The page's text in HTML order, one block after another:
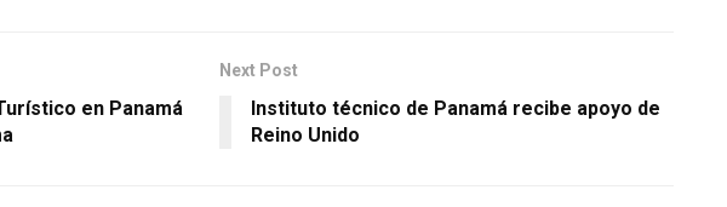
en Panamá
Next Post
Instituto técnico de Panamá recibe apoyo de
Reino Unido